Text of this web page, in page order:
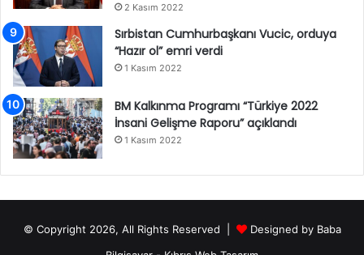
2 Kasım 2022
Sırbistan Cumhurbaşkanı Vucic, orduya
“Hazır ol” emri verdi
1 Kasım 2022
BM Kalkınma Programı “Türkiye 2022
İnsani Gelişme Raporu” açıklandı
1 Kasım 2022
© Copyright 2026, All Rights Reserved | Designed by Baba